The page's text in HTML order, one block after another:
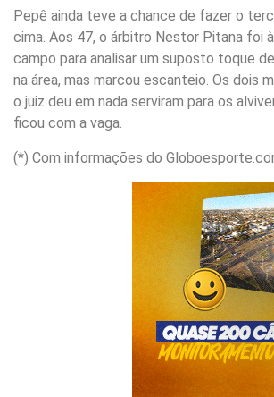
Pepê ainda teve a chance de fazer o
cima. Aos 47, o árbitro Nestor Pitana foi
campo para analisar um suposto toque
na área, mas marcou escanteio. Os dois
o juiz deu em nada serviram para os
ficou com a vaga.
(*) Com informações do